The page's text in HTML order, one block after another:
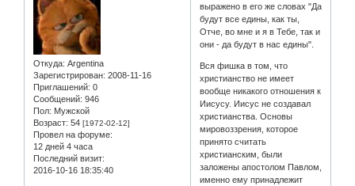
Откуда: Argentina
Зарегистрирован: 2008-11-16
Приглашений: 0
Сообщений: 946
Пол: Мужской
Возраст: 54 [1972-02-12]
Провел на форуме:
12 дней 4 часа
Последний визит:
2016-10-16 18:35:40
выражено в его же словах "Да
будут все едины, как ты,
Отче, во мне и я в Тебе, так и
они - да будут в нас едины".
Вся фишка в том, что
христианство не имеет
вообще никакого отношения к
Иисусу. Иисус не создавал
христианства. Основы
мировоззрения, которое
принято считать
христианским, были
заложены апостолом Павлом,
именно ему принадлежит